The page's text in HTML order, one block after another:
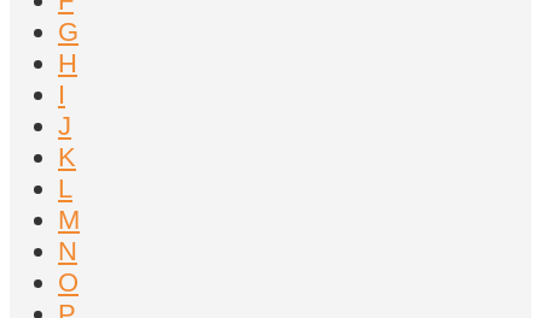
G
H
I
J
K
L
M
N
O